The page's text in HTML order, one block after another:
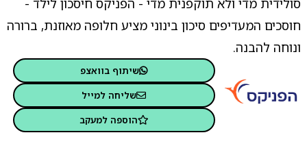
סולידית מדי ולא תוקפנית מדי - הפניקס חיסכון לילד -
חוסכים המעדיפים סיכון בינוני מציע חלופה מאוזנת, ברורה
ונוחה להבנה.
שיתוף בוואצפ
שליחה למייל
הוספה למעקב